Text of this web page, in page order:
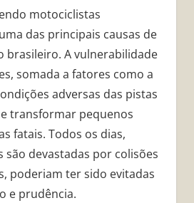
motociclistas
das principais causas de
brasileiro. A vulnerabilidade
somada a fatores como a
adversas das pistas
transformar pequenos
fatais. Todos os dias,
são devastadas por colisões
poderiam ter sido evitadas
e prudência.